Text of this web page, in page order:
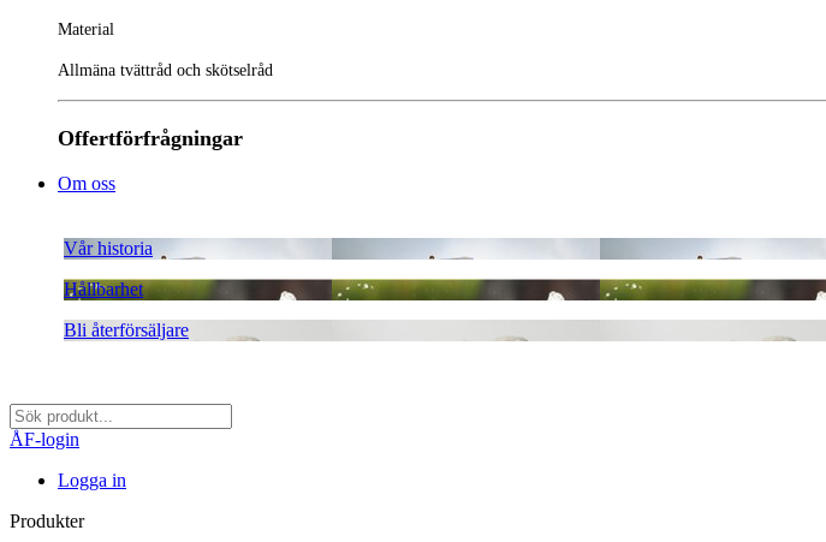
Material
Allmäna tvättråd och skötselråd
Offertförfrågningar
Om oss
Vår historia
Hållbarhet
Bli återförsäljare
ÅF-login
Logga in
Produkter